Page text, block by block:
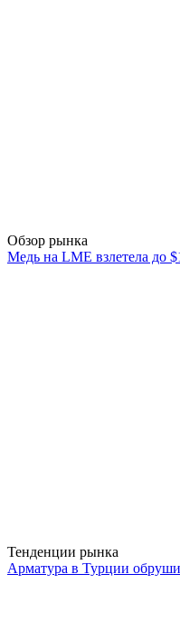
Обзор рынка
Медь на LME взлетела до
Тенденции рынка
Арматура в Турции